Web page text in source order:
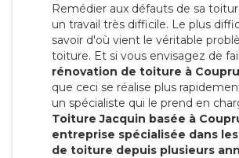
Remédier aux défauts de sa
un travail très difficile. Le plus
savoir d'où vient le véritable
toiture. Et si vous envisagez de
rénovation de toiture à Coupru
que ceci se réalise plus
un spécialiste qui le prend en
Toiture Jacquin basée à
entreprise spécialisée dans
de toiture depuis plusieurs